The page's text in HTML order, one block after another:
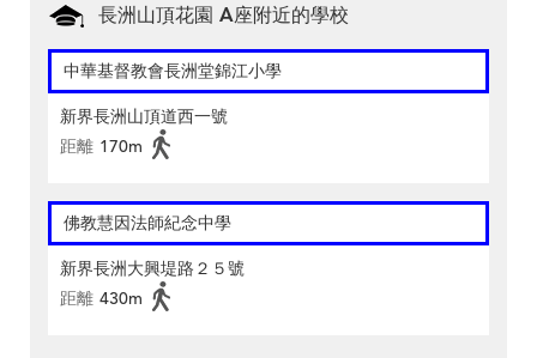
長洲山頂花園 A座附近的學校
中華基督教會長洲堂錦江小學
新界長洲山頂道西一號
距離 170m
佛教慧因法師紀念中學
新界長洲大興堤路２５號
距離 430m